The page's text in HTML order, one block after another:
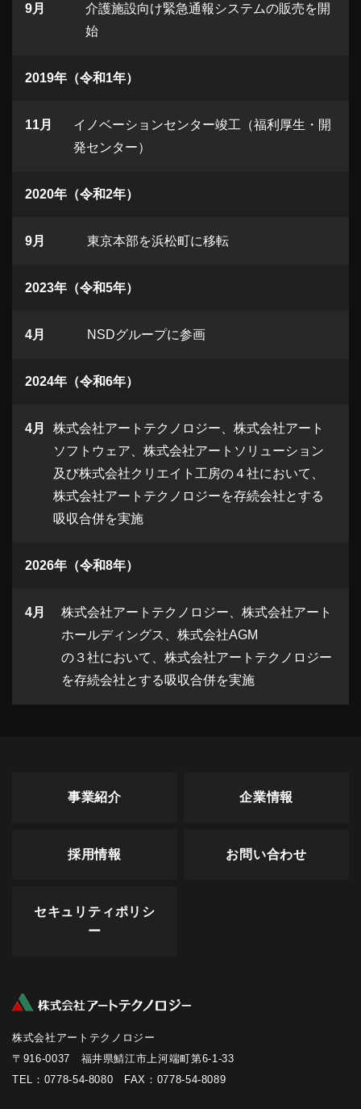
9月
介護施設向け緊急通報システムの販売を開
始
2019年（令和1年）
11月
イノベーションセンター竣工（福利厚生・開
発センター）
2020年（令和2年）
9月 東京本部を浜松町に移転
2023年（令和5年）
4月 NSDグループに参画
2024年（令和6年）
4月
株式会社アートテクノロジー、株式会社アート
ソフトウェア、株式会社アートソリューション
及び株式会社クリエイト工房の４社において、
株式会社アートテクノロジーを存続会社とする
吸収合併を実施
2026年（令和8年）
4月
株式会社アートテクノロジー、株式会社アート
ホールディングス、株式会社AGM
の３社において、株式会社アートテクノロジー
を存続会社とする吸収合併を実施
事業紹介 企業情報
採用情報 お問い合わせ
セキュリティポリシ
ー
株式会社アートテクノロジー
〒916-0037 福井県鯖江市上河端町第6-1-33
TEL：0778-54-8080 FAX：0778-54-8089